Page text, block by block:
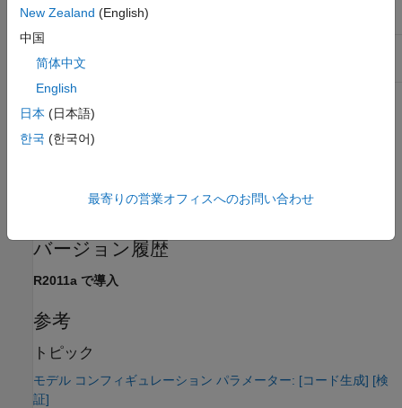
安全対策
プログラムでの使用
パラメーター:
既定の設定:なし
バージョン履歴
R2011a で導入
参考
トピック
モデル コンフィギュレーション パラメーター: [コード生成] [検
証]
New Zealand (English)
中国
简体中文
English
日本 (日本語)
한국 (한국어)
最寄りの営業オフィスへのお問い合わせ